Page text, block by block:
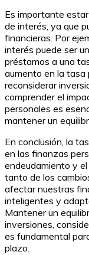
Es importante
de interés, ya que
financieras. Por
interés puede ser
préstamos a una
aumento en la tasa
reconsiderar
comprender el
personales es
mantener un
En conclusión, la
en las finanzas
endeudamiento y
tanto de los
afectar nuestras
inteligentes y
Mantener un
inversiones,
es fundamental
plazo.